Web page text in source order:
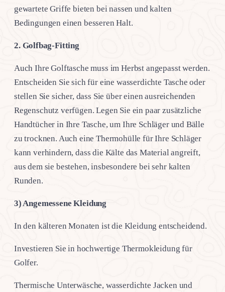
gewartete Griffe bieten bei nassen und kalten
Bedingungen einen besseren Halt.
2. Golfbag-Fitting
Auch Ihre Golftasche muss im Herbst angepasst werden.
Entscheiden Sie sich für eine wasserdichte Tasche oder
stellen Sie sicher, dass Sie über einen ausreichenden
Regenschutz verfügen. Legen Sie ein paar zusätzliche
Handtücher in Ihre Tasche, um Ihre Schläger und Bälle
zu trocknen. Auch eine Thermohülle für Ihre Schläger
kann verhindern, dass die Kälte das Material angreift,
aus dem sie bestehen, insbesondere bei sehr kalten
Runden.
3) Angemessene Kleidung
In den kälteren Monaten ist die Kleidung entscheidend.
Investieren Sie in hochwertige Thermokleidung für
Golfer.
Thermische Unterwäsche, wasserdichte Jacken und